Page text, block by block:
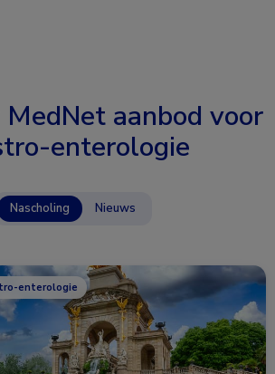
aanbod voor
enterologie
Nascholing Nieuws
enterologie